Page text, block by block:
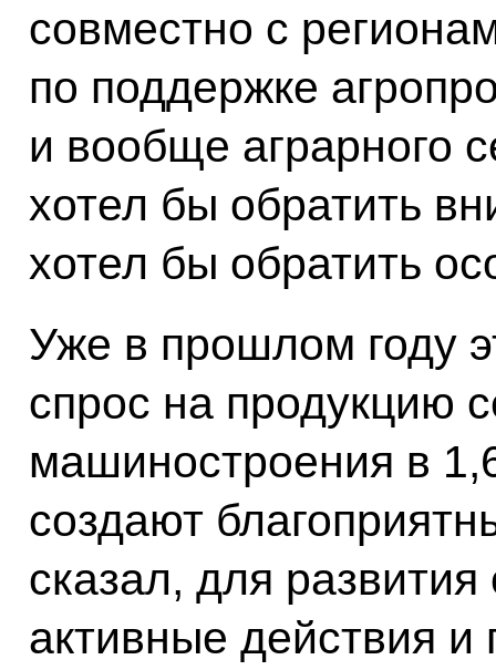
совместно с
по поддержке
и вообще аграрного
хотел бы обратить
хотел бы обратить
Уже в прошлом году
спрос на продукцию
машиностроения в
создают
сказал, для
активные действия и